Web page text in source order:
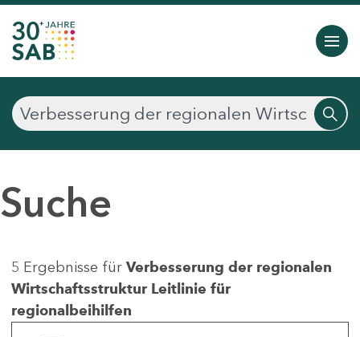
Suche
5 Ergebnisse für Verbesserung der regionalen
Wirtschaftsstruktur Leitlinie für
regionalbeihilfen